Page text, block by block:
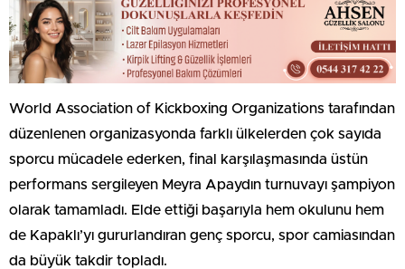
World Association of Kickboxing Organizations tarafından
düzenlenen organizasyonda farklı ülkelerden çok sayıda
sporcu mücadele ederken, final karşılaşmasında üstün
performans sergileyen Meyra Apaydın turnuvayı şampiyon
olarak tamamladı. Elde ettiği başarıyla hem okulunu hem
de Kapaklı’yı gururlandıran genç sporcu, spor camiasından
da büyük takdir topladı.